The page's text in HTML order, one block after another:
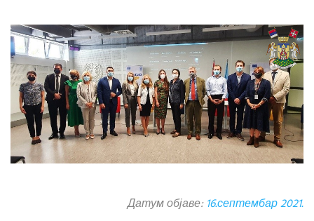
Датум објаве:16.септембар 2021.